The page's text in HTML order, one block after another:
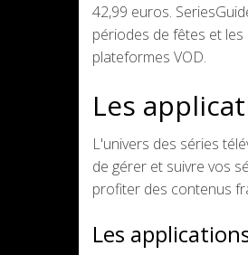
42,99 euros.
périodes de fêtes et
plateformes VOD.
Les
L'univers des séries
de gérer et suivre vos
profiter des contenus
Les